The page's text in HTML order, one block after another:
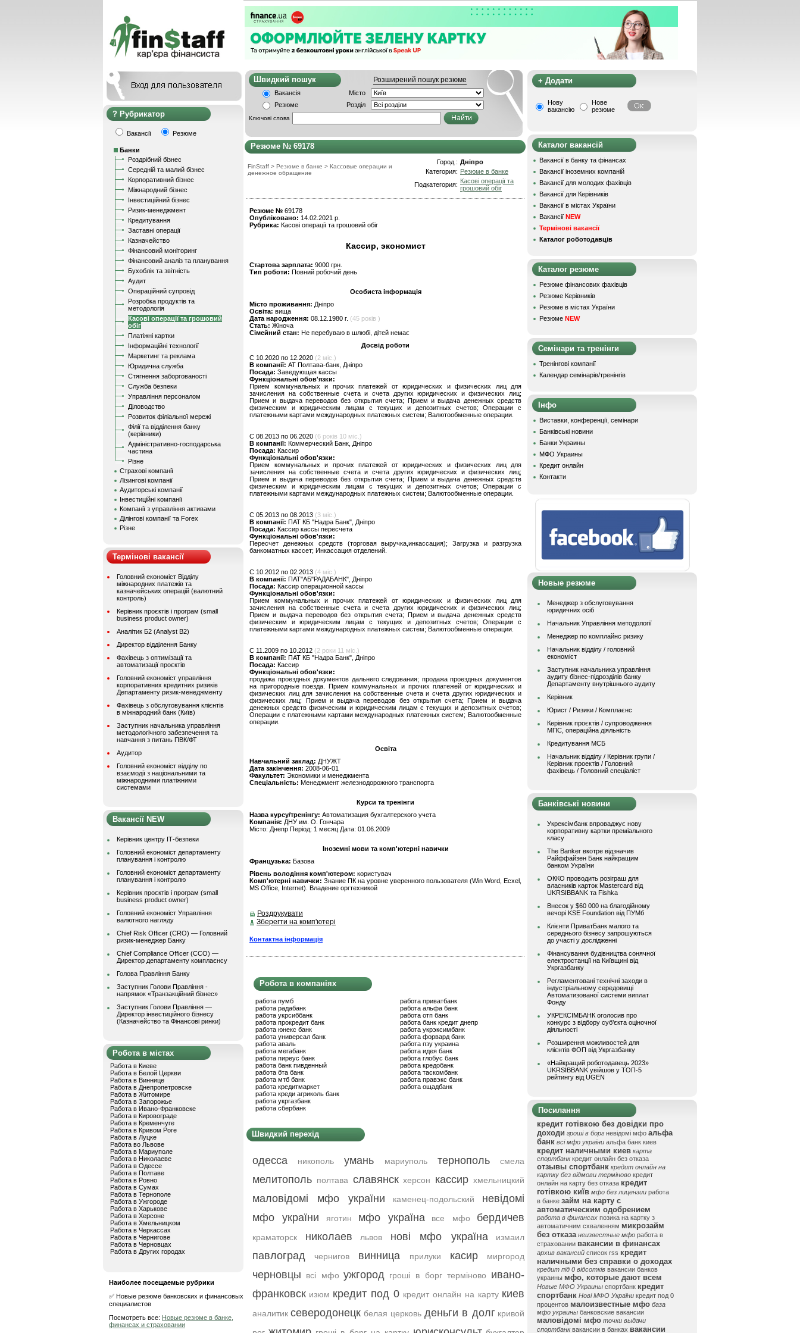
Рубрикатор
Вакансії Резюме
Банки
Роздрібний бізнес
Середній та малий бізнес
Корпоративний бізнес
Міжнародний бізнес
Інвестиційний бізнес
Ризик-менеджмент
Кредитування
Заставні операції
Казначейство
Фінансовий моніторинг
Фінансовий аналіз та планування
Бухоблік та звітність
Аудит
Операційний супровід
Розробка продуктів та
методологія
Касові операції та грошовий
обіг
Платіжні картки
Інформаційні технології
Маркетинг та реклама
Юридична служба
Стягнення заборгованості
Служба безпеки
Управління персоналом
Діловодство
Розвиток філіальної мережі
Філії та відділення банку
(керівники)
Адміністративно-господарська
частина
Різне
Страхові компанії
Лізингові компанії
Аудиторські компанії
Інвестиційні компанії
Компанії з управління активами
Ділінгові компанії та Forex
Різне
Термінові вакансії
Головний економіст Відділу
міжнародних платежів та
казначейських операцій (валютний
контроль)
Керівник проєктів і програм (small
business product owner)
Аналітик Б2 (Analyst B2)
Директор відділення Банку
Фахівець з оптимізації та
автоматизації проєктів
Головний економіст управління
корпоративних кредитних ризиків
Департаменту ризик-менеджменту
Фахівець з обслуговування клієнтів
в міжнародний банк (Київ)
Заступник начальника управління
методологічного забезпечення та
навчання з питань ПВК/ФТ
Аудитор
Головний економіст відділу по
взаємодії з національними та
міжнародними платіжними
системами
Вакансії NEW
Керівник центру ІТ-безпеки
Головний економіст департаменту
планування і контролю
Головний економіст департаменту
планування і контролю
Керівник проєктів і програм (small
business product owner)
Головний економіст Управління
валютного нагляду
Chief Risk Officer (CRO) — Головний
ризик-менеджер Банку
Chief Compliance Officer (CCO) —
Директор департаменту комплаєнсу
Голова Правління Банку
Заступник Голови Правління -
напрямок «Транзакційний бізнес»
Заступник Голови Правління —
Директор інвестиційного бізнесу
(Казначейство та Фінансові ринки)
Робота в містах
Работа в Киеве
Работа в Белой Церкви
Работа в Виннице
Работа в Днепропетровске
Работа в Житомире
Работа в Запорожье
Работа в Ивано-Франковске
Работа в Кировограде
Работа в Кременчуге
Работа в Кривом Роге
Работа в Луцке
Работа во Львове
Работа в Мариуполе
Работа в Николаеве
Работа в Одессе
Работа в Полтаве
Работа в Ровно
Работа в Сумах
Работа в Тернополе
Работа в Ужгороде
Работа в Харькове
Работа в Херсоне
Работа в Хмельницком
Работа в Черкассах
Работа в Чернигове
Работа в Черновцах
Работа в Других городах
Наиболее посещаемые рубрики
✅ Новые резюме банковских и финансовых
специалистов
Посмотреть все: Новые резюме в банке,
финансах и страховании
Швидкий пошук Розширений пошук резюме
Вакансія
Місто
Резюме
Розділ
Ключові слова
Резюме № 69178
FinStaff > Резюме в банке > Кассовые операции и
денежное обращение
Город : Дніпро
Категория: Резюме в банке
Подкатегория: Касові операції та
грошовий обіг
Резюме № 69178
Опубліковано: 14.02.2021 р.
Рубрика: Касові операції та грошовий обіг
Кассир, экономист
Стартова зарплата: 9000 грн.
Тип роботи: Повний робочий день
Особиста інформація
Місто проживання: Дніпро
Освіта: вища
Дата народження: 08.12.1980 г. (45 років )
Стать: Жіноча
Сімейний стан: Не перебуваю в шлюбі, дітей немає
Досвід роботи
C 10.2020 по 12.2020 (2 міс.)
В компанії: АТ Полтава-банк, Дніпро
Посада: Заведующая кассы
Функціональні обов'язки:
Прием коммунальных и прочих платежей от юридических и физических лиц для
зачисления на собственные счета и счета других юридических и физических лиц;
Прием и выдача переводов без открытия счета; Прием и выдача денежных средств
физическим и юридическим лицам с текущих и депозитных счетов; Операции с
платежными картами международных платежных систем; Валютообменные операции.
C 08.2013 по 06.2020 (6 років 10 міс.)
В компанії: Коммерческий Банк, Дніпро
Посада: Кассир
Функціональні обов'язки:
Прием коммунальных и прочих платежей от юридических и физических лиц для
зачисления на собственные счета и счета других юридических и физических лиц;
Прием и выдача переводов без открытия счета; Прием и выдача денежных средств
физическим и юридическим лицам с текущих и депозитных счетов; Операции с
платежными картами международных платежных систем; Валютообменные операции.
C 05.2013 по 08.2013 (3 міс.)
В компанії: ПАТ КБ "Надра Банк", Дніпро
Посада: Кассир кассы пересчета
Функціональні обов'язки:
Пересчет денежных средств (торговая выручка,инкассация); Загрузка и разгрузка
банкоматных кассет; Инкассация отделений.
C 10.2012 по 02.2013 (4 міс.)
В компанії: ПАТ"АБ"РАДАБАНК", Дніпро
Посада: Кассир операционной кассы
Функціональні обов'язки:
Прием коммунальных и прочих платежей от юридических и физических лиц для
зачисления на собственные счета и счета других юридических и физических лиц;
Прием и выдача переводов без открытия счета; Прием и выдача денежных средств
физическим и юридическим лицам с текущих и депозитных счетов; Операции с
платежными картами международных платежных систем; Валютообменные операции.
C 11.2009 по 10.2012 (2 роки 11 міс.)
В компанії: ПАТ КБ "Надра Банк", Дніпро
Посада: Кассир
Функціональні обов'язки:
продажа проездных документов дальнего следования; продажа проездных документов
на пригородные поезда. Прием коммунальных и прочих платежей от юридических и
физических лиц для зачисления на собственные счета и счета других юридических и
физических лиц; Прием и выдача переводов без открытия счета; Прием и выдача
денежных средств физическим и юридическим лицам с текущих и депозитных счетов;
Операции с платежными картами международных платежных систем; Валютообменные
операции.
Освіта
Навчальний заклад: ДНУЖТ
Дата закінчення: 2008-06-01
Факультет: Экономики и менеджмента
Спеціальність: Менеджмент железнодорожного транспорта
Курси та тренінги
Назва курсу/тренінгу: Автоматизация бухгалтерского учета
Компанія: ДНУ им. О. Гончара
Місто: Днепр Період: 1 месяц Дата: 01.06.2009
Іноземні мови та комп'ютерні навички
Французька: Базова
Рівень володіння комп'ютером: користувач
Комп'ютерні навички: Знание ПК на уровне уверенного пользователя (Win Word, Ecxel,
MS Office, Internet). Владение оргтехникой
Роздрукувати
Зберегти на комп'ютері
Контактна інформація
Робота в компаніях
работа пумб
работа радабанк
работа укрсиббанк
работа прокредит банк
работа юнекс банк
работа универсал банк
работа аваль
работа мегабанк
работа пиреус банк
работа банк пивденный
работа бта банк
работа мтб банк
работа кредитмаркет
работа креди агриколь банк
работа укргазбанк
работа сбербанк
работа приватбанк
работа альфа банк
работа отп банк
работа банк кредит днепр
работа укрэксимбанк
работа форвард банк
работа пзу украина
работа идея банк
работа глобус банк
работа кредобанк
работа таскомбанк
работа правэкс банк
работа ощадбанк
Швидкий перехід
одесса никополь умань мариуполь тернополь смела
мелитополь полтава славянск херсон кассир хмельницкий
маловідомі мфо україни каменец-подольский
невідомі
мфо україни
яготин мфо україна все мфо бердичев
краматорск николаев львов нові мфо україна измаил
павлоград чернигов винница прилуки касир миргород
черновцы всі мфо ужгород гроші в борг терміново
ивано-
франковск изюм кредит под 0 кредит онлайн на карту киев
аналитик северодонецк белая церковь деньги в долг кривой
+ Додати
Нову
вакансію
Нове
резюме
Каталог вакансій
Вакансії в банку та фінансах
Вакансії іноземних компаній
Вакансії для молодих фахівців
Вакансії для Керівників
Вакансії в містах України
Вакансії NEW
Термінові вакансії
Каталог роботодавців
Каталог резюме
Резюме фінансових фахівців
Резюме Керівників
Резюме в містах України
Резюме NEW
Семінари та тренінги
Тренінгові компанії
Календар семінарів/тренінгів
Інфо
Виставки, конференції, семінари
Банківські новини
Банки Украины
МФО Украины
Кредит онлайн
Контакти
Новые резюме
Менеджер з обслуговування
юридичних осіб
Начальник Управління методології
Менеджер по комплайнс ризику
Начальник відділу / головний
економіст
Заступник начальника управління
аудиту бізнес-підрозділів банку
Департаменту внутрішнього аудиту
Керівник
Юрист / Ризики / Комплаєнс
Керівник проєктів / супроводження
МПС, операційна діяльність
Кредитування МСБ
Начальник вiддiлу / Керівник групи /
Керівник проектів / Головний
фахівець / Головний спеціаліст
Банківські новини
Укрексімбанк впроваджує нову
корпоративну картки преміального
класу
The Banker вкотре відзначив
Райффайзен Банк найкращим
банком України
ОККО проводить розіграш для
власників карток Mastercard від
UKRSIBBANK та Fishka
Внесок у $60 000 на благодійному
вечорі KSE Foundation від ПУМб
Клієнти ПриватБанк малого та
середнього бізнесу запрошуються
до участі у дослідженні
Фінансування будівництва сонячної
електростанції на Київщині від
Укргазбанку
Регламентовані технічні заходи в
індустріальному середовищі
Автоматизованої системи виплат
Фонду
УКРЕКСІМБАНК оголосив про
конкурс з відбору суб’єкта оціночної
діяльності
Розширення можливостей для
клієнтів ФОП від Укргазбанку
«Найкращий роботодавець 2023»
UKRSIBBANK увійшов у ТОП-5
рейтингу від UGEN
Посилання
кредит готівкою без довідки про
доходи гроші в борг невідомі мфо альфа
банк всі мфо україни альфа банк киев
кредит наличными киев карта
спортбанк кредит онлайн без отказа
отзывы спортбанк кредит онлайн на
картку без відмови терміново кредит
онлайн на карту без отказа кредит
готівкою київ мфо без лицензии работа
в банке займ на карту с
автоматическим одобрением
работа в финансах позика на картку з
автоматичним схваленням микрозайм
без отказа неизвестные мфо работа в
страховании вакансии в финансах
архив вакансий список rss кредит
наличными без справки о доходах
кредит під 0 відсотків вакансии банков
украины мфо, которые дают всем
Новые МФО Украины спортбанк кредит
спортбанк Нові МФО України кредит под 0
процентов малоизвестные мфо база
мфо украины банковские вакансии
маловідомі мфо точки выдачи
спортбанк вакансии в банках вакансии